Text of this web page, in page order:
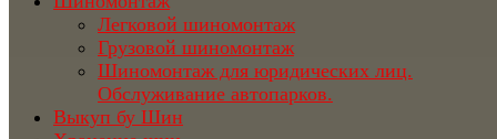
Легковой шиномонтаж
Грузовой шиномонтаж
Шиномонтаж для юридических лиц.
Обслуживание автопарков.
Выкуп бу Шин